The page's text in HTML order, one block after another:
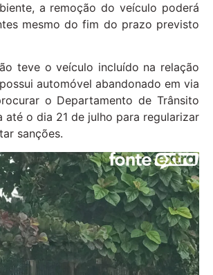
a remoção do veículo poderá
mesmo do fim do prazo previsto
teve o veículo incluído na relação
automóvel abandonado em via
o Departamento de Trânsito
até o dia 21 de julho para regularizar
sanções.